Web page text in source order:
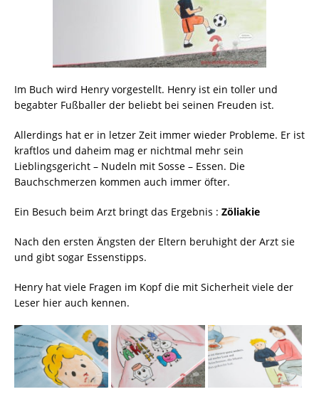
Im Buch wird Henry vorgestellt. Henry ist ein toller und
begabter Fußballer der beliebt bei seinen Freuden ist.
Allerdings hat er in letzer Zeit immer wieder Probleme. Er ist
kraftlos und daheim mag er nichtmal mehr sein
Lieblingsgericht – Nudeln mit Sosse – Essen. Die
Bauchschmerzen kommen auch immer öfter.
Ein Besuch beim Arzt bringt das Ergebnis : Zöliakie
Nach den ersten Ängsten der Eltern beruhight der Arzt sie
und gibt sogar Essenstipps.
Henry hat viele Fragen im Kopf die mit Sicherheit viele der
Leser hier auch kennen.